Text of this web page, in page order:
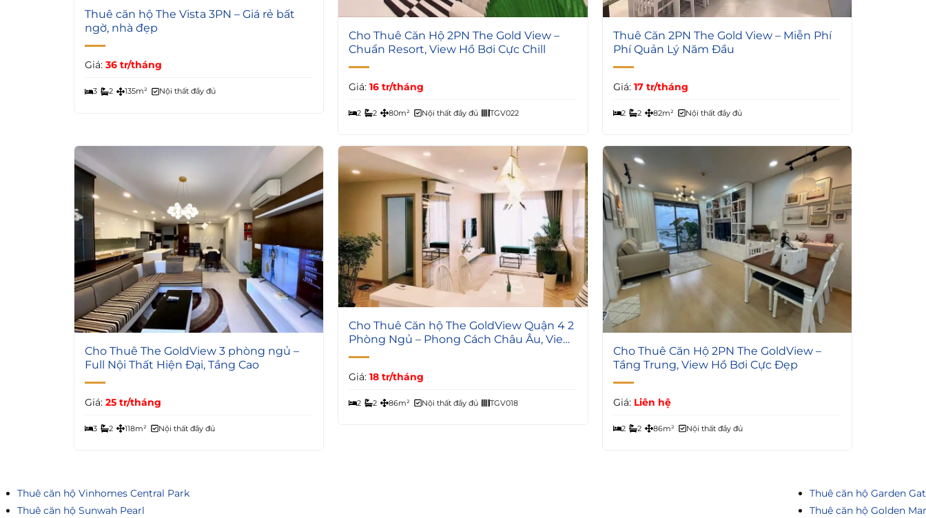
5
Thuê căn hộ The Vista 3PN – Giá rẻ bất
ngờ, nhà đẹp
Giá: 36 tr/tháng
3 2 135m² Nội thất đầy đủ
5
Cho Thuê Căn Hộ 2PN The Gold View –
Chuẩn Resort, View Hồ Bơi Cực Chill
Giá:16 tr/tháng
2 2 80m² Nội thất đầy đủ TGV022
3
Thuê Căn 2PN The Gold View – Miễn Phí
Phí Quản Lý Năm Đầu
Giá: 17 tr/tháng
2 2 82m² Nội thất đầy đủ
6
Cho Thuê The GoldView 3 phòng ngủ –
Full Nội Thất Hiện Đại, Tầng Cao
Giá: 25 tr/tháng
3 2 118m² Nội thất đầy đủ
5
Cho Thuê Căn hộ The GoldView Quận 4 2
Phòng Ngủ – Phong Cách Châu Âu, View
Giá:18 tr/tháng
2 2 86m² Nội thất đầy đủ TGV018
5
Cho Thuê Căn Hộ 2PN The GoldView –
Tầng Trung, View Hồ Bơi Cực Đẹp
Giá: Liên hệ
2 2 86m² Nội thất đầy đủ
Thuê căn hộ Vinhomes Central Park
Thuê căn hộ Sunwah Pearl
Thuê căn hộ Garden
Thuê căn hộ Golden